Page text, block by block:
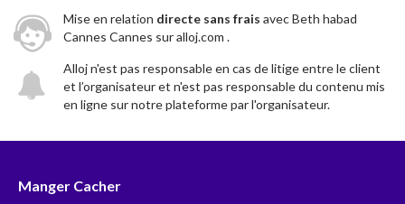
Mise en relation directe sans frais avec Beth habad
Cannes Cannes sur alloj.com .
Alloj n'est pas responsable en cas de litige entre le client
et l’organisateur et n'est pas responsable du contenu mis
en ligne sur notre plateforme par l'organisateur.
Manger Cacher